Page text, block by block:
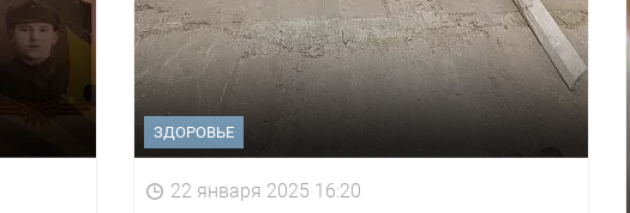
ЗДОРОВЬЕ
22 января 2025 16:20